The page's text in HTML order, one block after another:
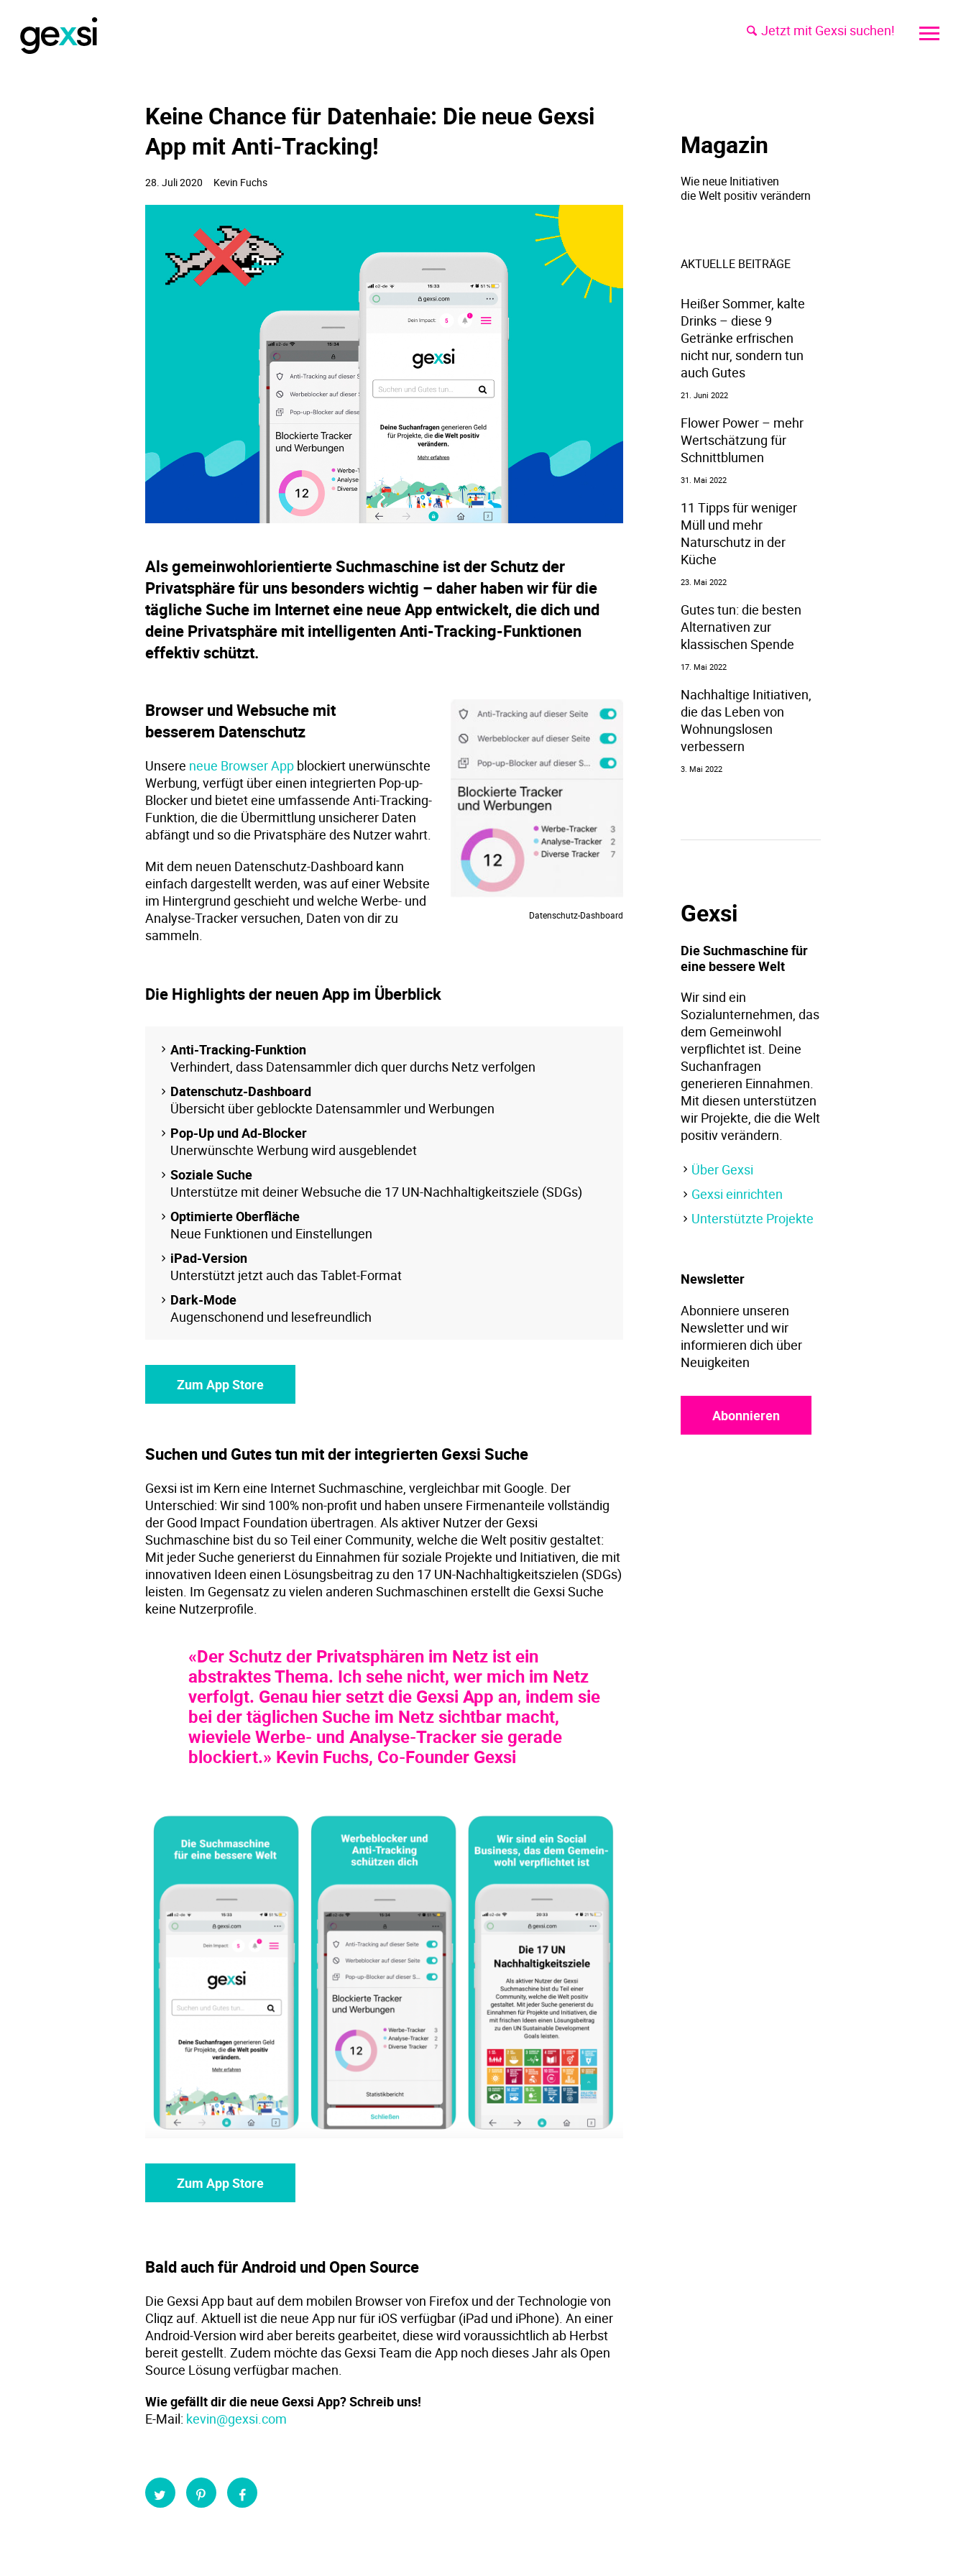
Jetzt mit Gexsi suchen!
Keine Chance für Datenhaie: Die neue Gexsi
App mit Anti-Tracking!
28. Juli2020 Kevin Fuchs
Als gemeinwohlorientierte Suchmaschine ist der Schutz der
Privatsphäre für uns besonders wichtig – daher haben wir für die
tägliche Suche im Internet eine neue App entwickelt, die dich und
deine Privatsphäre mit intelligenten Anti-Tracking-Funktionen
effektiv schützt.
Datenschutz-Dashboard
Browser und Websuche mit
besserem Datenschutz
Unsere neue Browser Appblockiert unerwünschte
Werbung, verfügt über einen integrierten Pop-up-
Blocker und bietet eine umfassende Anti-Tracking-
Funktion, die die Übermittlung unsicherer Daten
abfängt und so die Privatsphäre des Nutzer wahrt.
Mit dem neuen Datenschutz-Dashboard kann
einfach dargestellt werden, was auf einer Website
im Hintergrund geschieht und welche Werbe- und
Analyse-Tracker versuchen, Daten von dir zu
sammeln.
Die Highlights der neuen App im Überblick
Anti-Tracking-Funktion
Verhindert, dass Datensammler dich quer durchs Netz verfolgen
Datenschutz-Dashboard
Übersicht über geblockte Datensammler und Werbungen
Pop-Up und Ad-Blocker
Unerwünschte Werbung wird ausgeblendet
Soziale Suche
Unterstütze mit deiner Websuche die 17 UN-Nachhaltigkeitsziele (SDGs)
Optimierte Oberfläche
Neue Funktionen und Einstellungen
iPad-Version
Unterstützt jetzt auch das Tablet-Format
Dark-Mode
Augenschonend und lesefreundlich
Zum App Store
Suchen und Gutes tun mit der integrierten Gexsi Suche
Gexsi ist im Kern eine Internet Suchmaschine, vergleichbar mit Google. Der
Unterschied: Wir sind 100% non-profit und haben unsere Firmenanteile vollständig
der Good Impact Foundation übertragen. Als aktiver Nutzer der Gexsi
Suchmaschine bist du so Teil einer Community, welche die Welt positiv gestaltet:
Mit jeder Suche generierst du Einnahmen für soziale Projekte und Initiativen, die mit
innovativen Ideen einen Lösungsbeitrag zu den 17 UN-Nachhaltigkeitszielen (SDGs)
leisten. Im Gegensatz zu vielen anderen Suchmaschinen erstellt die Gexsi Suche
keine Nutzerprofile.
«Der Schutz der Privatsphären im Netz ist ein
abstraktes Thema. Ich sehe nicht, wer mich im Netz
verfolgt. Genau hier setzt die Gexsi App an, indem sie
bei der täglichen Suche im Netz sichtbar macht,
wieviele Werbe- und Analyse-Tracker sie gerade
blockiert.» Kevin Fuchs, Co-Founder Gexsi
Zum App Store
Bald auch für Android und Open Source
Die Gexsi App baut auf dem mobilen Browser von Firefox und der Technologie von
Cliqz auf. Aktuell ist die neue App nur für iOS verfügbar (iPad und iPhone). An einer
Android-Version wird aber bereits gearbeitet, diese wird voraussichtlich ab Herbst
bereit gestellt. Zudem möchte das Gexsi Team die App noch dieses Jahr als Open
Source Lösung verfügbar machen.
Wie gefällt dir die neue Gexsi App? Schreib uns!
E-Mail: kevin@gexsi.com
Magazin
Wie neue Initiativen
die Welt positiv verändern
AKTUELLE BEITRÄGE
Heißer Sommer, kalte
Drinks – diese 9
Getränke erfrischen
nicht nur, sondern tun
auch Gutes
21. Juni 2022
Flower Power – mehr
Wertschätzung für
Schnittblumen
31. Mai 2022
11 Tipps für weniger
Müll und mehr
Naturschutz in der
Küche
23. Mai 2022
Gutes tun: die besten
Alternativen zur
klassischen Spende
17. Mai 2022
Nachhaltige Initiativen,
die das Leben von
Wohnungslosen
verbessern
3. Mai 2022
Gexsi
Die Suchmaschine für
eine bessere Welt
Wir sind ein
Sozialunternehmen, das
dem Gemeinwohl
verpflichtet ist. Deine
Suchanfragen
generieren Einnahmen.
Mit diesen unterstützen
wir Projekte, die die Welt
positiv verändern.
Über Gexsi
Gexsi einrichten
Unterstützte Projekte
Newsletter
Abonniere unseren
Newsletter und wir
informieren dich über
Neuigkeiten
Abonnieren